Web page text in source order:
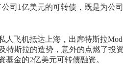
司1亿美元的可转债，既是为公
人飞机抵达上海，出席特斯拉
特斯拉的造势，意外的点燃了投
金的2亿美元可转债融资。